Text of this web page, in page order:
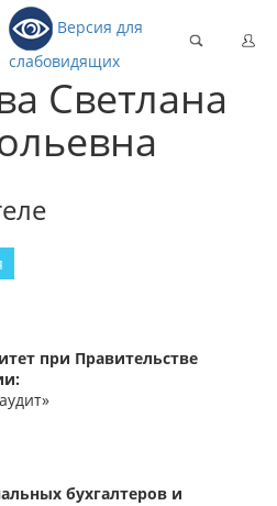
Версия для
слабовидящих
Светлана
при Правительстве
бухгалтеров и